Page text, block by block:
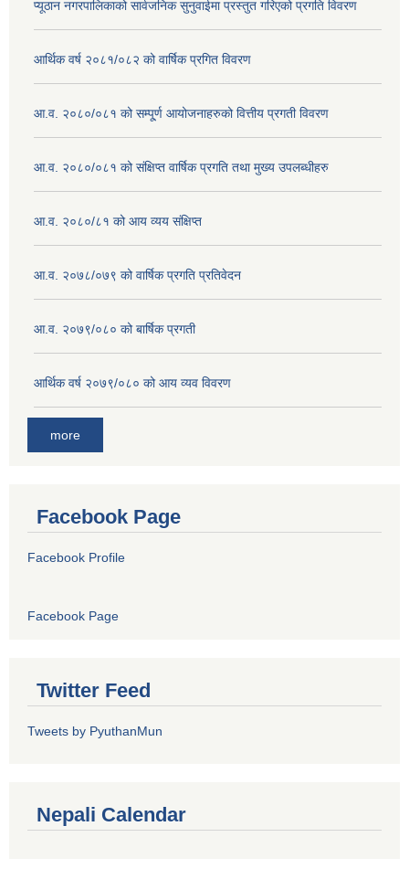
प्यूठान नगरपालिकाको सार्वजनिक सुनुवाईमा प्रस्तुत गरिएको प्रगति विवरण
आर्थिक वर्ष २०८१/०८२ को वार्षिक प्रगित विवरण
आ.व. २०८०/०८१ को सम्पू्र्ण आयोजनाहरुको वित्तीय प्रगती विवरण
आ.व. २०८०/०८१ को संक्षिप्त वार्षिक प्रगति तथा मुख्य उपलब्धीहरु
आ.व. २०८०/८१ को आय व्यय संक्षिप्त
आ.व. २०७८/०७९ को वार्षिक प्रगति प्रतिवेदन
आ.व. २०७९/०८० को बार्षिक प्रगती
आर्थिक वर्ष २०७९/०८० को आय व्यव विवरण
more
Facebook Page
Facebook Profile
Facebook Page
Twitter Feed
Tweets by PyuthanMun
Nepali Calendar